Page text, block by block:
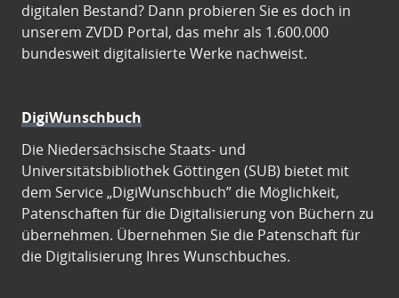
digitalen Bestand? Dann probieren Sie es doch in
unserem ZVDD Portal, das mehr als 1.600.000
bundesweit digitalisierte Werke nachweist.
DigiWunschbuch
Die Niedersächsische Staats- und
Universitätsbibliothek Göttingen (SUB) bietet mit
dem Service „DigiWunschbuch” die Möglichkeit,
Patenschaften für die Digitalisierung von Büchern zu
übernehmen. Übernehmen Sie die Patenschaft für
die Digitalisierung Ihres Wunschbuches.